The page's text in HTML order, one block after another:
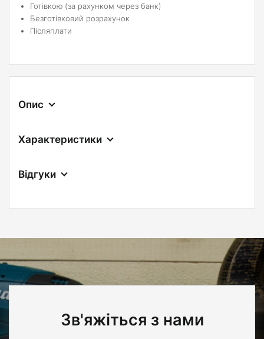
Готівкою (за рахунком через банк)
Безготівковий розрахунок
Післяплати
Опис
Характеристики
Відгуки
Зв'яжіться з нами